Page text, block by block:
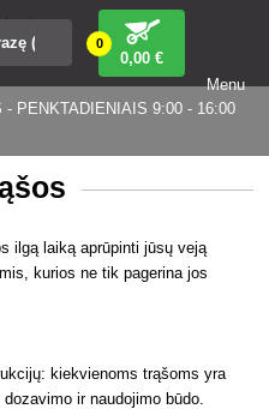
PENKTADIENIAIS 9:00 - 16:00
0
0,00 €
Menu
ilgą laiką aprūpinti jūsų veją
kurios ne tik pagerina jos
kiekvienoms trąšoms yra
ir naudojimo būdo.